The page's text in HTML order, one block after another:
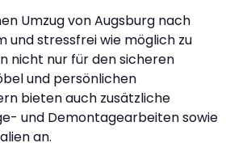
Umzug von Augsburg nach
und stressfrei wie möglich zu
nicht nur für den sicheren
und persönlichen
bieten auch zusätzliche
und Demontagearbeiten sowie
an.